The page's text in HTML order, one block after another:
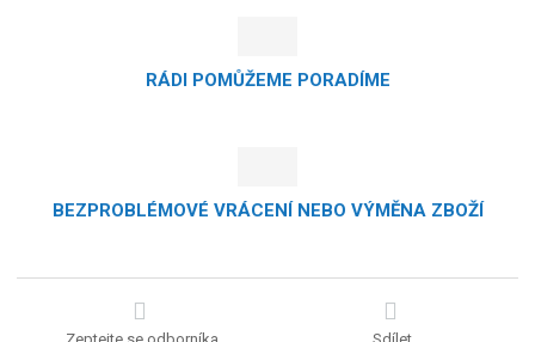
RÁDI POMŮŽEME PORADÍME
BEZPROBLÉMOVÉ VRÁCENÍ NEBO VÝMĚNA ZBOŽÍ